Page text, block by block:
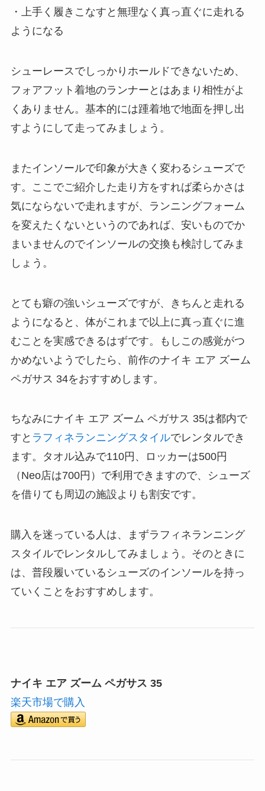
・上手く履きこなすと無理なく真っ直ぐに走れる
ようになる
シューレースでしっかりホールドできないため、
フォアフット着地のランナーとはあまり相性がよ
くありません。基本的には踵着地で地面を押し出
すようにして走ってみましょう。
またインソールで印象が大きく変わるシューズで
す。ここでご紹介した走り方をすれば柔らかさは
気にならないで走れますが、ランニングフォーム
を変えたくないというのであれば、安いものでか
まいませんのでインソールの交換も検討してみま
しょう。
とても癖の強いシューズですが、きちんと走れる
ようになると、体がこれまで以上に真っ直ぐに進
むことを実感できるはずです。もしこの感覚がつ
かめないようでしたら、前作のナイキ エア ズーム
ペガサス 34をおすすめします。
ちなみにナイキ エア ズーム ペガサス 35は都内で
すと ラフィネランニングスタイルでレンタルでき
ます。タオル込みで110円、ロッカーは500円
（Neo店は700円）で利用できますので、シューズ
を借りても周辺の施設よりも割安です。
購入を迷っている人は、まずラフィネランニング
スタイルでレンタルしてみましょう。そのときに
は、普段履いているシューズのインソールを持っ
ていくことをおすすめします。
ナイキ エア ズーム ペガサス 35
楽天市場で購入